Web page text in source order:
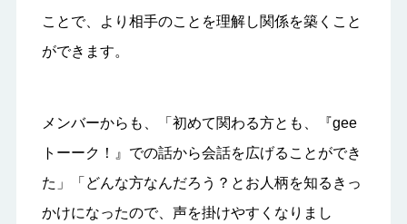
ことで、より相手のことを理解し関係を築くこと
ができます。
メンバーからも、「初めて関わる方とも、『gee
トーーク！』での話から会話を広げることができ
た」「どんな方なんだろう？とお人柄を知るきっ
かけになったので、声を掛けやすくなりまし